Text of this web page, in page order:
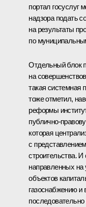
портал госуслуг
надзора подать
на результаты
по
Отдельный блок
на
такая системная
тоже отметил,
реформы
публично-
которая
с
строительства.
направленных на
объектов
газоснабжению